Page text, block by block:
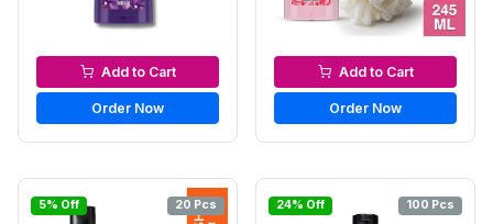
Bath & Shower
Add to Cart
Order Now
Bath & Shower
Add to Cart
Order Now
5% Off 20 Pcs 24% Off 100 Pcs